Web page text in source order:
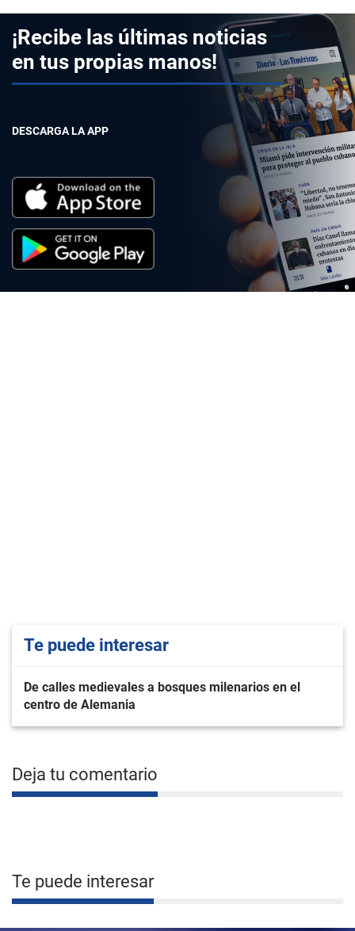
¡Recibe las últimas noticias
en tus propias manos!
DESCARGA LA APP
Te puede interesar
De calles medievales a bosques milenarios en el
centro de Alemania
Deja tu comentario
Te puede interesar